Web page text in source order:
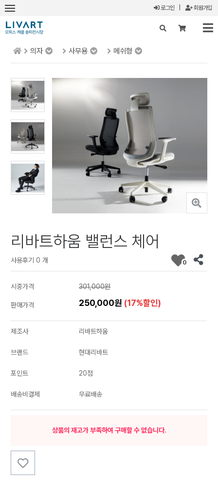
로그인 회원가입
의자 사무용 메쉬형
리바트하움 밸런스 체어
사용후기 0 개 0
시중가격 301,000원
판매가격 250,000원 (17%할인)
제조사 리바트하움
브랜드 현대리바트
포인트 20점
배송비결제 무료배송
상품의 재고가 부족하여 구매할 수 없습니다.